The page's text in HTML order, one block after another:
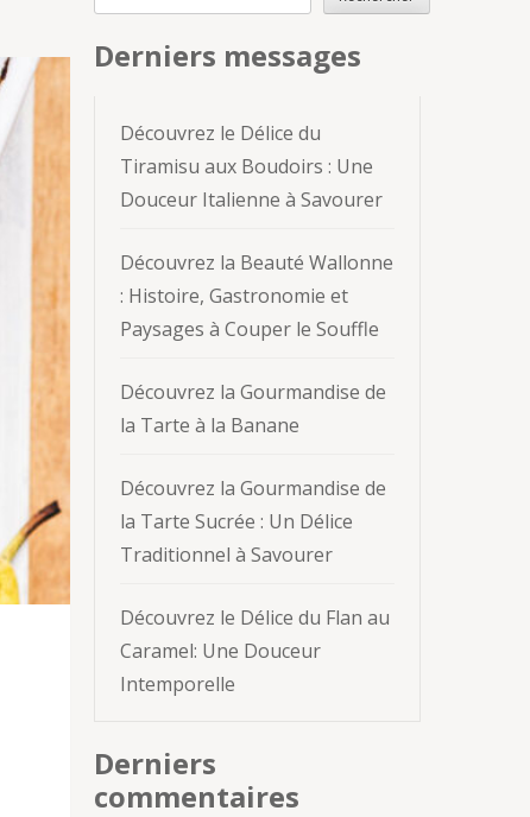
Derniers messages
Découvrez le Délice du
Tiramisu aux Boudoirs : Une
Douceur Italienne à Savourer
Découvrez la Beauté Wallonne
: Histoire, Gastronomie et
Paysages à Couper le Souffle
Découvrez la Gourmandise de
la Tarte à la Banane
Découvrez la Gourmandise de
la Tarte Sucrée : Un Délice
Traditionnel à Savourer
Découvrez le Délice du Flan au
Caramel: Une Douceur
Intemporelle
Derniers
commentaires